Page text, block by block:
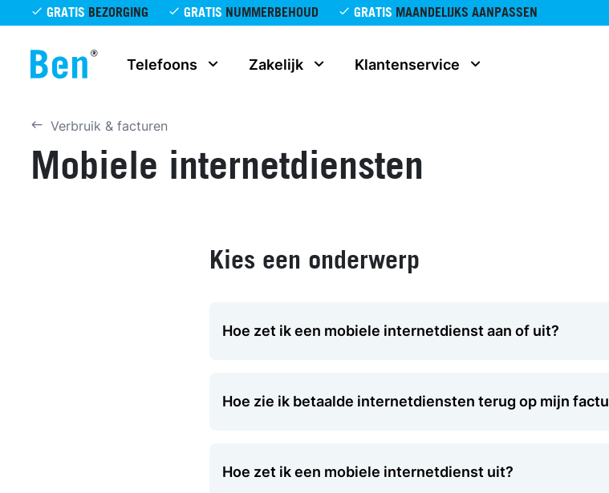
Overslaan en naar de inhoud gaan
GRATIS BEZORGING GRATIS NUMMERBEHOUD GRATIS MAANDELIJKS AANPASSEN
Telefoons Zakelijk Klantenservice
Verbruik & facturen
Mobiele internetdiensten
Kies een onderwerp
Hoe zet ik een mobiele internetdienst aan of uit?
Hoe zie ik betaalde internetdiensten terug op mijn
Hoe zet ik een mobiele internetdienst uit?